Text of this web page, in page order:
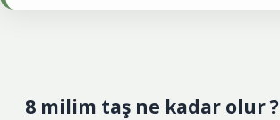
8 milim taş ne kadar olur ?